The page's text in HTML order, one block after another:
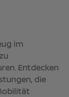
im
Entdecken
die